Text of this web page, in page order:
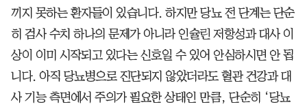
끼지 못하는 환자들이 있습니다. 하지만 당뇨 전 단계는 단순
히 검사 수치 하나의 문제가 아니라 인슐린 저항성과 대사 이
상이 이미 시작되고 있다는 신호일 수 있어 안심하시면 안 됩
니다. 아직 당뇨병으로 진단되지 않았더라도 혈관 건강과 대
사 기능 측면에서 주의가 필요한 상태인 만큼, 단순히 ‘당뇨